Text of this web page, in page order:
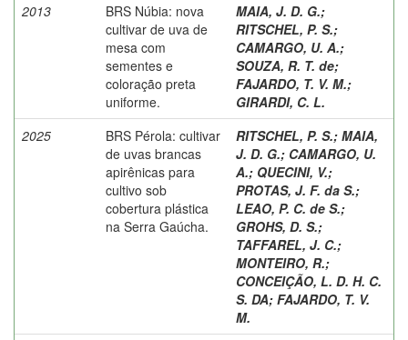
2013
BRS Núbia: nova
cultivar de uva de
mesa com
sementes e
coloração preta
uniforme.
MAIA, J. D. G.;
RITSCHEL, P. S.;
CAMARGO, U. A.;
SOUZA, R. T. de;
FAJARDO, T. V. M.;
GIRARDI, C. L.
2025
BRS Pérola: cultivar
de uvas brancas
apirênicas para
cultivo sob
cobertura plástica
na Serra Gaúcha.
RITSCHEL, P. S.; MAIA,
J. D. G.; CAMARGO, U.
A.; QUECINI, V.;
PROTAS, J. F. da S.;
LEAO, P. C. de S.;
GROHS, D. S.;
TAFFAREL, J. C.;
MONTEIRO, R.;
CONCEIÇÃO, L. D. H. C.
S. DA; FAJARDO, T. V.
M.